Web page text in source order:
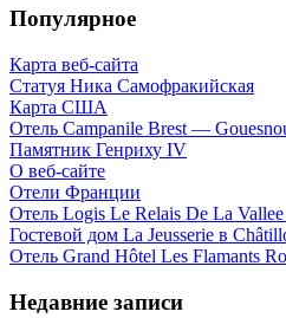
Популярное
Карта веб-сайта
Статуя Ника Самофракийская
Карта США
Отель Campanile Brest —
Памятник Генриху IV
О веб-сайте
Отели Франции
Отель Logis Le Relais De La
Гостевой дом La Jeusserie в
Отель Grand Hôtel Les Flamants
Недавние записи